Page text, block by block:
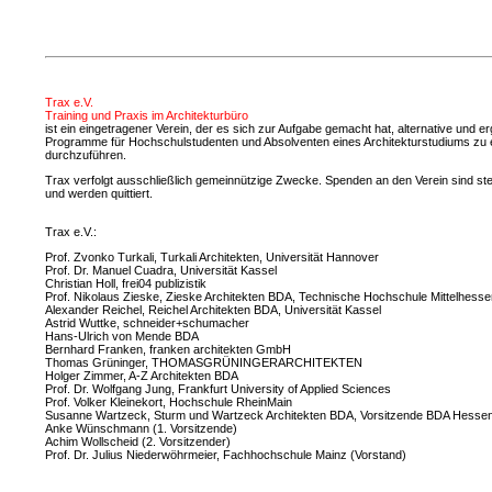
Trax e.V.
Training und Praxis im Architekturbüro
ist ein eingetragener Verein, der es sich zur Aufgabe gemacht hat, alternative und
Programme für Hochschulstudenten und Absolventen eines Architekturstudiums zu
durchzuführen.
Trax verfolgt ausschließlich gemeinnützige Zwecke. Spenden an den Verein sind
und werden quittiert.
Trax e.V.:
Prof. Zvonko Turkali, Turkali Architekten, Universität Hannover
Prof. Dr. Manuel Cuadra, Universität Kassel
Christian Holl, frei04 publizistik
Prof. Nikolaus Zieske, Zieske Architekten BDA, Technische Hochschule
Alexander Reichel, Reichel Architekten BDA, Universität Kassel
Astrid Wuttke, schneider+schumacher
Hans-Ulrich von Mende BDA
Bernhard Franken, franken architekten GmbH
Thomas Grüninger, THOMASGRÜNINGERARCHITEKTEN
Holger Zimmer, A-Z Architekten BDA
Prof. Dr. Wolfgang Jung, Frankfurt University of Applied Sciences
Prof. Volker Kleinekort, Hochschule RheinMain
Susanne Wartzeck, Sturm und Wartzeck Architekten BDA, Vorsitzende BDA
Anke Wünschmann (1. Vorsitzende)
Achim Wollscheid (2. Vorsitzender)
Prof. Dr. Julius Niederwöhrmeier, Fachhochschule Mainz (Vorstand)